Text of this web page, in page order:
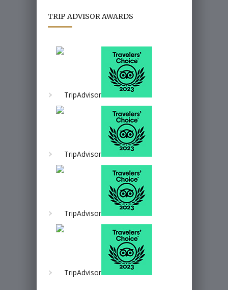
TRIP ADVISOR AWARDS